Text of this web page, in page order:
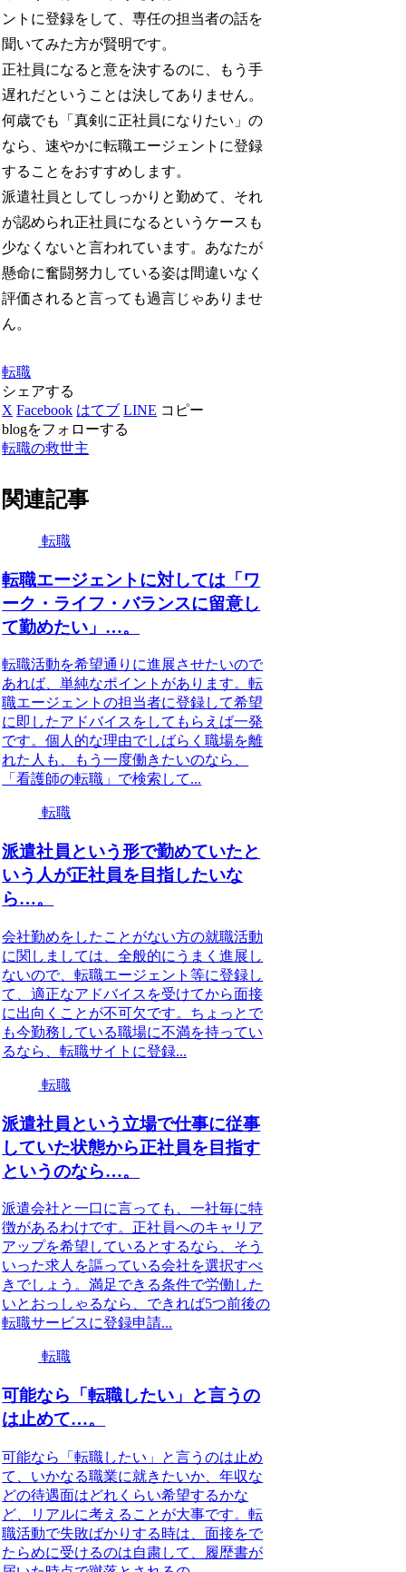
ントに登録をして、専任の担当者の話を
聞いてみた方が賢明です。
正社員になると意を決するのに、もう手
遅れだということは決してありません。
何歳でも「真剣に正社員になりたい」の
なら、速やかに転職エージェントに登録
することをおすすめします。
派遣社員としてしっかりと勤めて、それ
が認められ正社員になるというケースも
少なくないと言われています。あなたが
懸命に奮闘努力している姿は間違いなく
評価されると言っても過言じゃありませ
ん。
転職
シェアする
X Facebook はてブ LINE コピー
blogをフォローする
転職の救世主
関連記事
転職
転職エージェントに対しては「ワ
ーク・ライフ・バランスに留意し
て勤めたい」…。
転職活動を希望通りに進展させたいので
あれば、単純なポイントがあります。転
職エージェントの担当者に登録して希望
に即したアドバイスをしてもらえば一発
です。個人的な理由でしばらく職場を離
れた人も、もう一度働きたいのなら、
「看護師の転職」で検索して...
転職
派遣社員という形で勤めていたと
いう人が正社員を目指したいな
ら…。
会社勤めをしたことがない方の就職活動
に関しましては、全般的にうまく進展し
ないので、転職エージェント等に登録し
て、適正なアドバイスを受けてから面接
に出向くことが不可欠です。ちょっとで
も今勤務している職場に不満を持ってい
るなら、転職サイトに登録...
転職
派遣社員という立場で仕事に従事
していた状態から正社員を目指す
というのなら…。
派遣会社と一口に言っても、一社毎に特
徴があるわけです。正社員へのキャリア
アップを希望しているとするなら、そう
いった求人を謳っている会社を選択すべ
きでしょう。満足できる条件で労働した
いとおっしゃるなら、できれば5つ前後の
転職サービスに登録申請...
転職
可能なら「転職したい」と言うの
は止めて…。
可能なら「転職したい」と言うのは止め
て、いかなる職業に就きたいか、年収な
どの待遇面はどれくらい希望するかな
ど、リアルに考えることが大事です。転
職活動で失敗ばかりする時は、面接をで
たらめに受けるのは自粛して、履歴書が